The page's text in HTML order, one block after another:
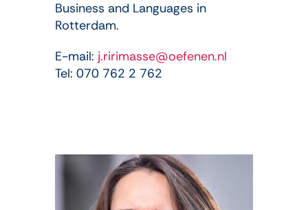
Business and Languages in
Rotterdam.
E-mail: j.ririmasse@oefenen.nl
Tel: 070 762 2 762